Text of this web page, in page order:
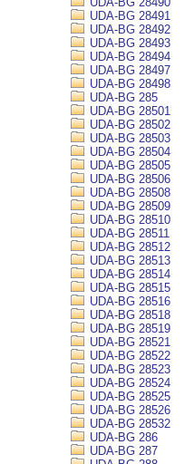
UDA-BG 28491
UDA-BG 28492
UDA-BG 28493
UDA-BG 28494
UDA-BG 28497
UDA-BG 28498
UDA-BG 285
UDA-BG 28501
UDA-BG 28502
UDA-BG 28503
UDA-BG 28504
UDA-BG 28505
UDA-BG 28506
UDA-BG 28508
UDA-BG 28509
UDA-BG 28510
UDA-BG 28511
UDA-BG 28512
UDA-BG 28513
UDA-BG 28514
UDA-BG 28515
UDA-BG 28516
UDA-BG 28518
UDA-BG 28519
UDA-BG 28521
UDA-BG 28522
UDA-BG 28523
UDA-BG 28524
UDA-BG 28525
UDA-BG 28526
UDA-BG 28532
UDA-BG 286
UDA-BG 287